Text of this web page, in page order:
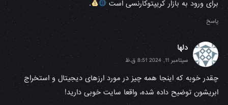
برای ورود به بازار کریپتوکارنسی است
.
پاسخ
دلها
سپتامبر 11, 2024 8:51 ق.ظ
چقدر خوبه که اینجا همه چیز در مورد ارزهای دیجیتال و استخراج
ابریشون توضیح داده شده، واقعا سایت خوبی دارید!